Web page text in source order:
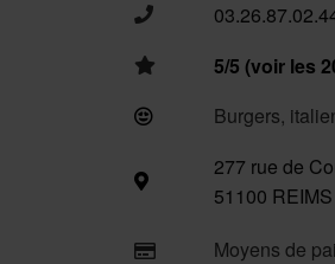
5/5 (voir les
Burgers,
277 rue de
51100 REIMS
Moyens de